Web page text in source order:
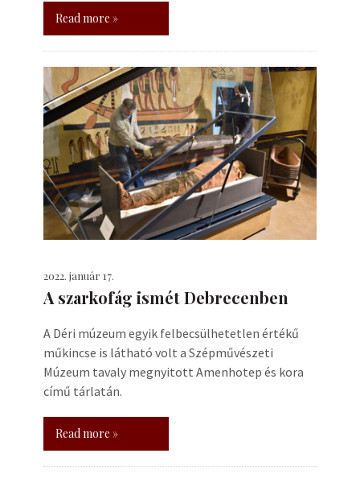
Read more »
2022. január 17.
A szarkofág ismét Debrecenben
A Déri múzeum egyik felbecsülhetetlen értékű
műkincse is látható volt a Szépművészeti
Múzeum tavaly megnyitott Amenhotep és kora
című tárlatán.
Read more »